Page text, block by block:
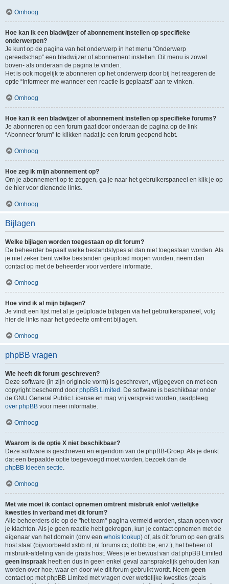
Omhoog
Hoe kan ik een bladwijzer of abonnement instellen op specifieke
onderwerpen?
Je kunt op de pagina van het onderwerp in het menu “Onderwerp
gereedschap” een bladwijzer of abonnement instellen. Dit menu is zowel
boven- als onderaan de pagina te vinden.
Het is ook mogelijk te abonneren op het onderwerp door bij het reageren de
optie “Informeer me wanneer een reactie is geplaatst” aan te vinken.
Omhoog
Hoe kan ik een bladwijzer of abonnement instellen op specifieke forums?
Je abonneren op een forum gaat door onderaan de pagina op de link
“Abonneer forum” te klikken nadat je een forum geopend hebt.
Omhoog
Hoe zeg ik mijn abonnement op?
Om je abonnement op te zeggen, ga je naar het gebruikerspaneel en klik je op
de hier voor dienende links.
Omhoog
Bijlagen
Welke bijlagen worden toegestaan op dit forum?
De beheerder bepaalt welke bestandstypes al dan niet toegestaan worden. Als
je niet zeker bent welke bestanden geüpload mogen worden, neem dan
contact op met de beheerder voor verdere informatie.
Omhoog
Hoe vind ik al mijn bijlagen?
Je vindt een lijst met al je geüploade bijlagen via het gebruikerspaneel, volg
hier de links naar het gedeelte omtrent bijlagen.
Omhoog
phpBB vragen
Wie heeft dit forum geschreven?
Deze software (in zijn originele vorm) is geschreven, vrijgegeven en met een
copyright beschermd door phpBB Limited. De software is beschikbaar onder
de GNU General Public License en mag vrij verspreid worden, raadpleeg
over phpBB voor meer informatie.
Omhoog
Waarom is de optie X niet beschikbaar?
Deze software is geschreven en eigendom van de phpBB-Groep. Als je denkt
dat een bepaalde optie toegevoegd moet worden, bezoek dan de
phpBB Ideeën sectie.
Omhoog
Met wie moet ik contact opnemen omtrent misbruik en/of wettelijke
kwesties in verband met dit forum?
Alle beheerders die op de "het team"-pagina vermeld worden, staan open voor
je klachten. Als je geen reactie hebt gekregen, kun je contact opnemen met de
eigenaar van het domein (dmv een whois lookup) of, als dit forum op een gratis
host staat (bijvoorbeeld xsbb.nl, nl.forums.cc, dotbb.be, enz.), het beheer of
misbruik-afdeling van de gratis host. Wees je er bewust van dat phpBB Limited
geen inspraak heeft en dus in geen enkel geval aansprakelijk gehouden kan
worden over hoe, waar en door wie dit forum gebruikt wordt. Neem geen
contact op met phpBB Limited met vragen over wettelijke kwesties (zoals